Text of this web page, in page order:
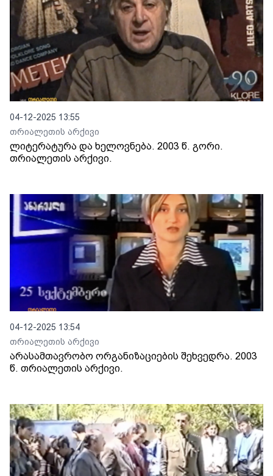
04-12-2025 13:55
თრიალეთის არქივი
ლიტერატურა და ხელოვნება. 2003 წ. გორი.
თრიალეთის არქივი.
04-12-2025 13:54
თრიალეთის არქივი
არასამთავრობო ორგანიზაციების შეხვედრა. 2003
წ. თრიალეთის არქივი.